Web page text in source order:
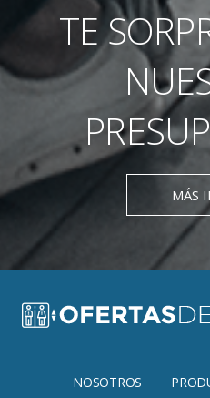
TE
MÁS
NOSOTROS